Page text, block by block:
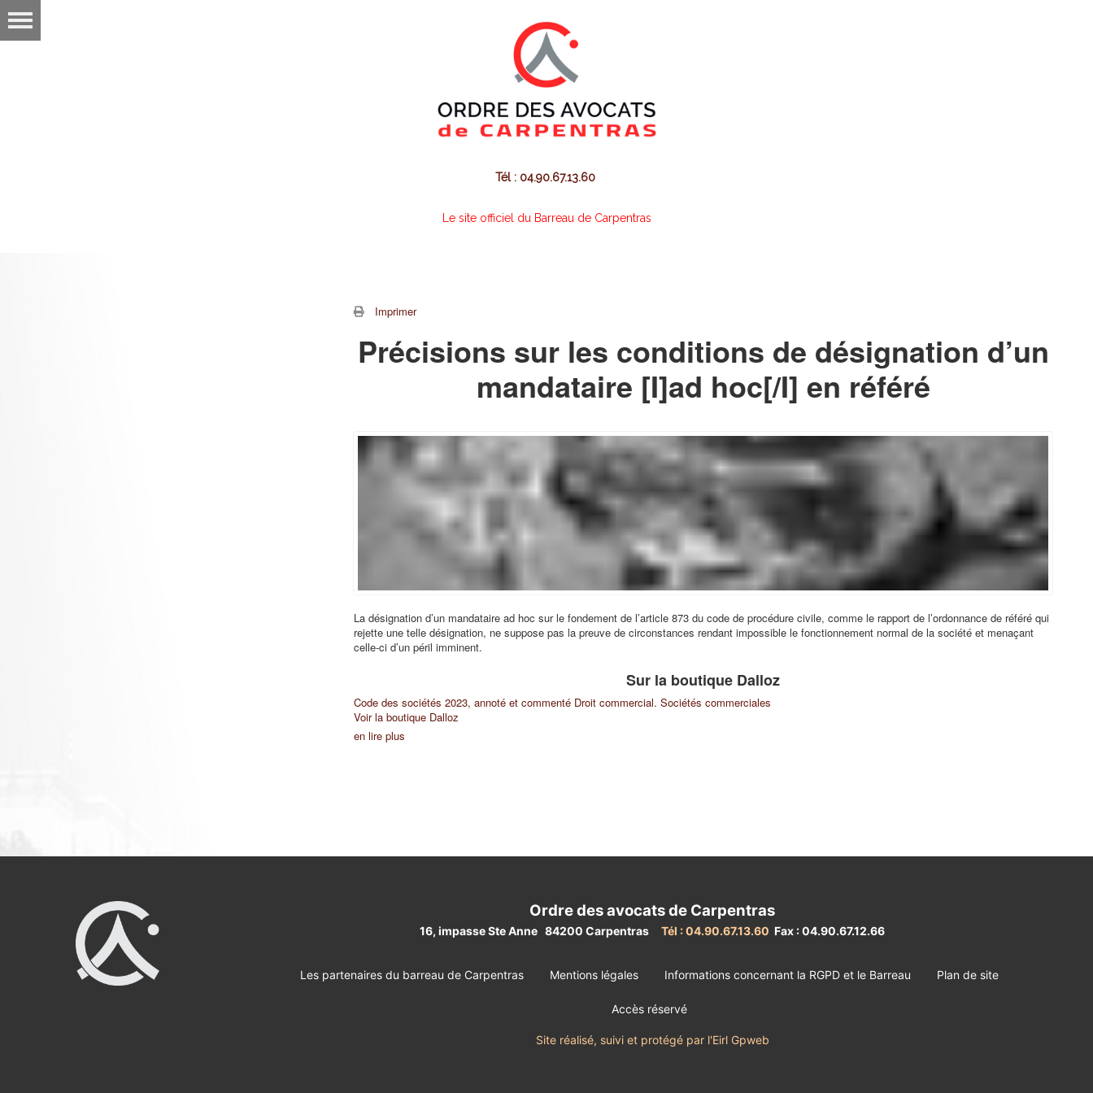
Tél : 04.90.67.13.60
Le site officiel du Barreau de Carpentras
Imprimer
Précisions sur les conditions de désignation d’un
mandataire [I]ad hoc[/I] en référé
La désignation d’un mandataire ad hoc sur le fondement de l’article 873 du code de procédure civile, comme le rapport de l’ordonnance de référé qui
rejette une telle désignation, ne suppose pas la preuve de circonstances rendant impossible le fonctionnement normal de la société et menaçant
celle-ci d’un péril imminent.
Sur la boutique Dalloz
Code des sociétés 2023, annoté et commenté Droit commercial. Sociétés commerciales
Voir la boutique Dalloz
en lire plus
Ordre des avocats de Carpentras
16, impasse Ste Anne 84200 Carpentras Tél : 04.90.67.13.60 Fax : 04.90.67.12.66
Les partenaires du barreau de Carpentras Mentions légales Informations concernant la RGPD et le Barreau Plan de site
Accès réservé
Site réalisé, suivi et protégé par l'Eirl Gpweb